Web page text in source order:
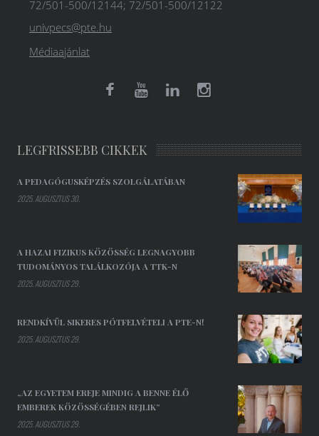
72/501-500/12144; 72/501-500/12122
univpecs@pte.hu
Médiaajánlat
LEGFRISSEBB CIKKEK
A PEDAGÓGUSKÉPZÉS SZOLGÁLATÁBAN
2025. AUGUSZTUS 30.
A HAZAI FIZIKUS KÖZÖSSÉG LEGNAGYOBB
TUDOMÁNYOS TALÁLKOZÓJA A TTK-N
2025. AUGUSZTUS 29.
RENDKÍVÜL SIKERES PÓTFELVÉTELI A PTE-N!
2025. AUGUSZTUS 29.
„AZ EGYETEM EREJE MINDIG A BENNE ÉLŐ
EMBEREK KÖZÖSSÉGÉBEN REJLIK”
2025. AUGUSZTUS 29.